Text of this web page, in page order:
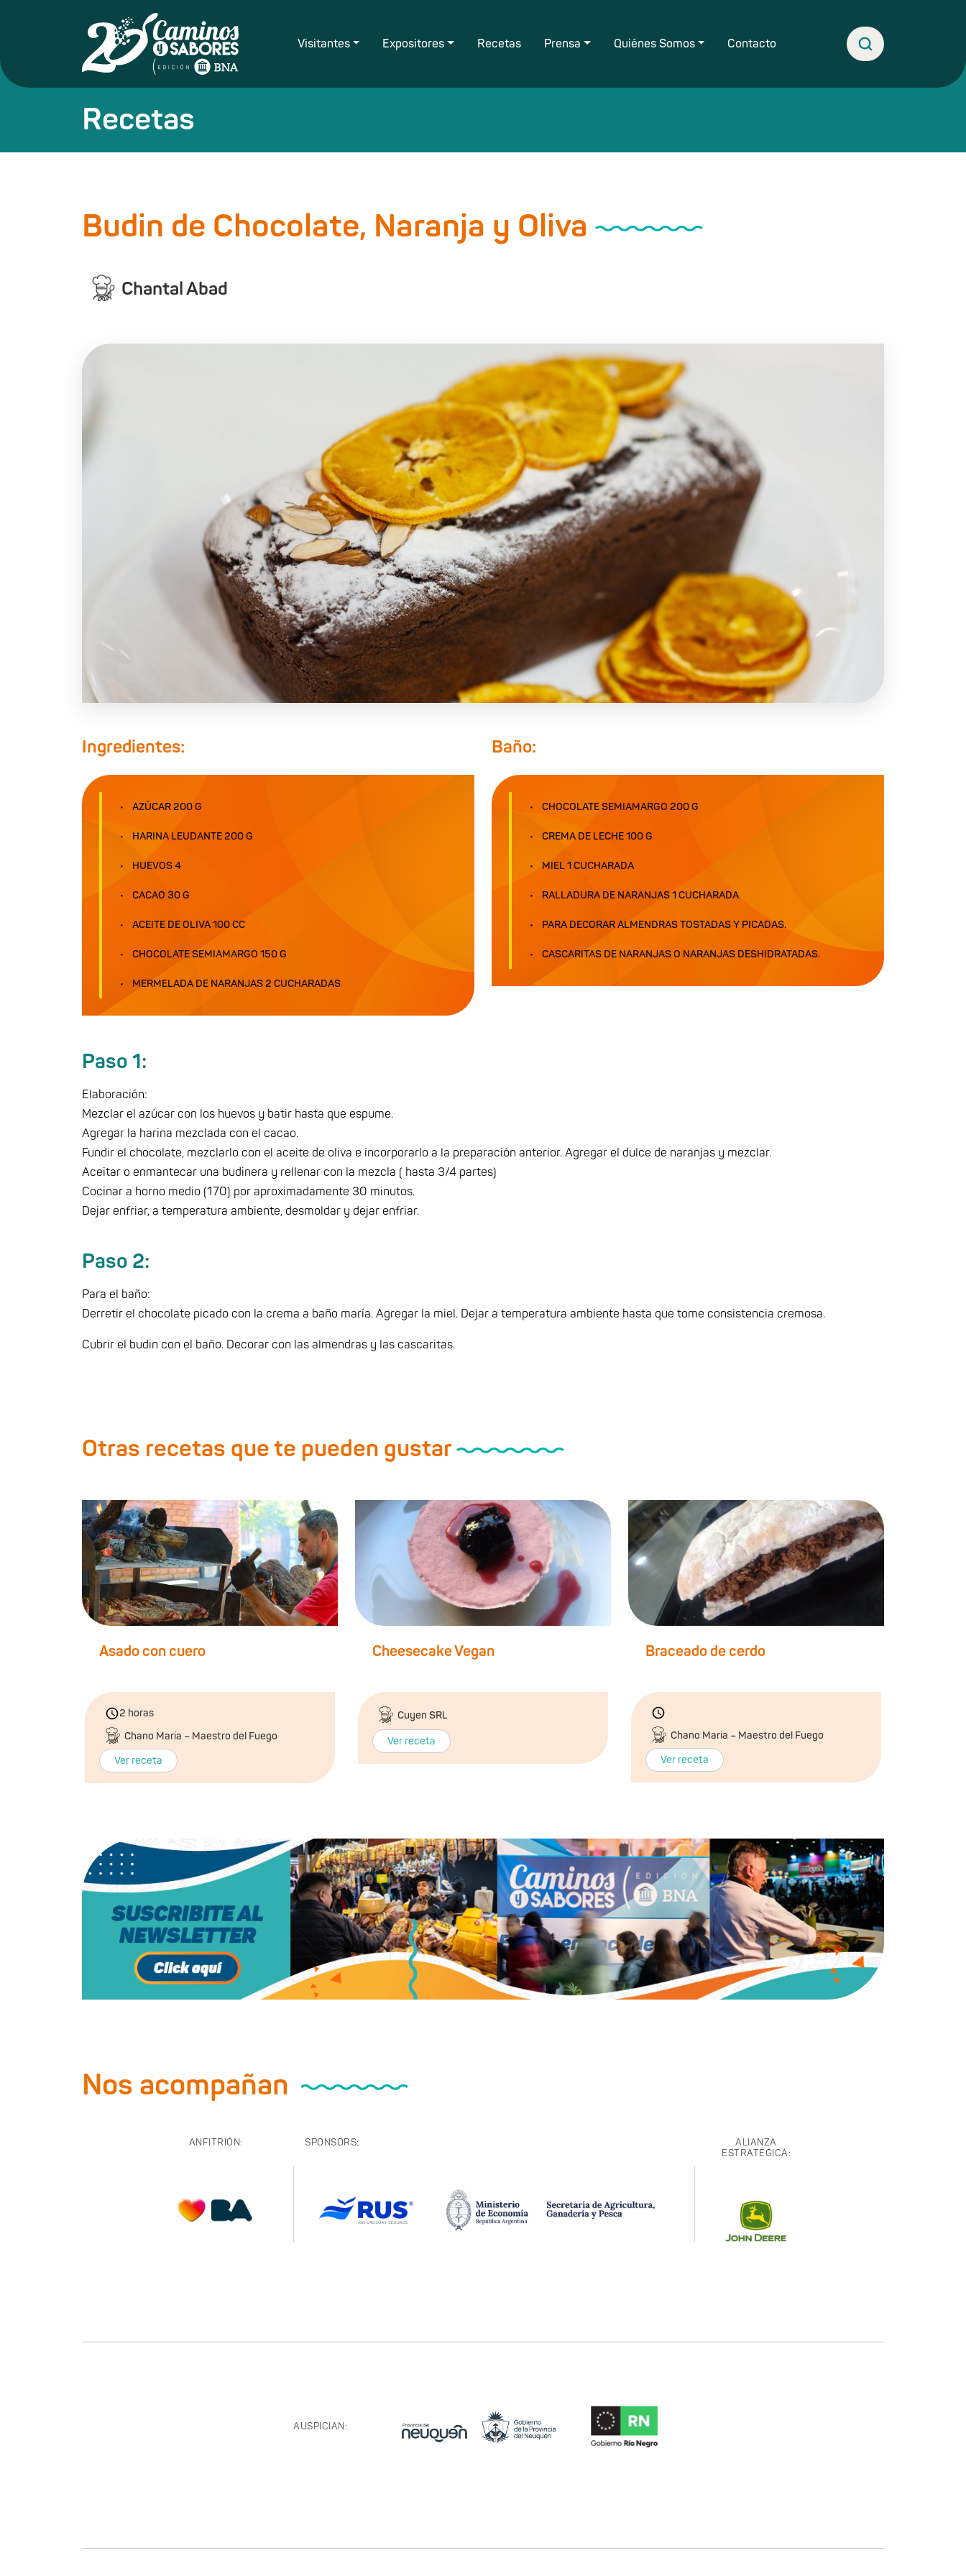
Visitantes Expositores Recetas Prensa Quiénes Somos Contacto
Recetas
Budin de Chocolate, Naranja y Oliva
Chantal Abad
Ingredientes:
AZÚCAR 200 G
HARINA LEUDANTE 200 G
HUEVOS 4
CACAO 30 G
ACEITE DE OLIVA 100 CC
CHOCOLATE SEMIAMARGO 150 G
MERMELADA DE NARANJAS 2 CUCHARADAS
Baño:
CHOCOLATE SEMIAMARGO 200 G
CREMA DE LECHE 100 G
MIEL 1 CUCHARADA
RALLADURA DE NARANJAS 1 CUCHARADA
PARA DECORAR ALMENDRAS TOSTADAS Y PICADAS.
CASCARITAS DE NARANJAS O NARANJAS DESHIDRATADAS.
Paso 1:
Elaboración:
Mezclar el azúcar con los huevos y batir hasta que espume.
Agregar la harina mezclada con el cacao.
Fundir el chocolate, mezclarlo con el aceite de oliva e incorporarlo a la preparación anterior. Agregar el dulce de naranjas y mezclar.
Aceitar o enmantecar una budinera y rellenar con la mezcla ( hasta 3/4 partes)
Cocinar a horno medio (170) por aproximadamente 30 minutos.
Dejar enfriar, a temperatura ambiente, desmoldar y dejar enfriar.
Paso 2:
Para el baño:
Derretir el chocolate picado con la crema a baño maría. Agregar la miel. Dejar a temperatura ambiente hasta que tome consistencia cremosa.
Cubrir el budin con el baño. Decorar con las almendras y las cascaritas.
Otras recetas que te pueden gustar
Asado con cuero
2 horas
Chano Maria – Maestro del Fuego
Ver receta
Cheesecake Vegan
Cuyen SRL
Ver receta
Braceado de cerdo
Chano Maria – Maestro del Fuego
Ver receta
Nos acompañan
ANFITRIÓN: SPONSORS:
ALIANZA
ESTRATÉGICA:
AUSPICIAN: